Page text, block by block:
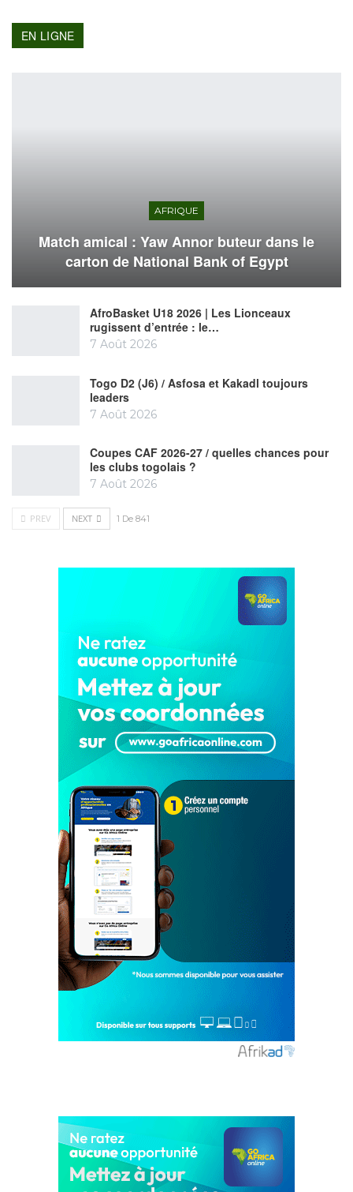
EN LIGNE
AFRIQUE
Match amical : Yaw Annor buteur dans le
carton de National Bank of Egypt
AfroBasket U18 2026 | Les Lionceaux
rugissent d’entrée : le…
7 Août 2026
Togo D2 (J6) / Asfosa et Kakadl toujours
leaders
7 Août 2026
Coupes CAF 2026-27 / quelles chances pour
les clubs togolais ?
7 Août 2026
PREV NEXT 1 De 841